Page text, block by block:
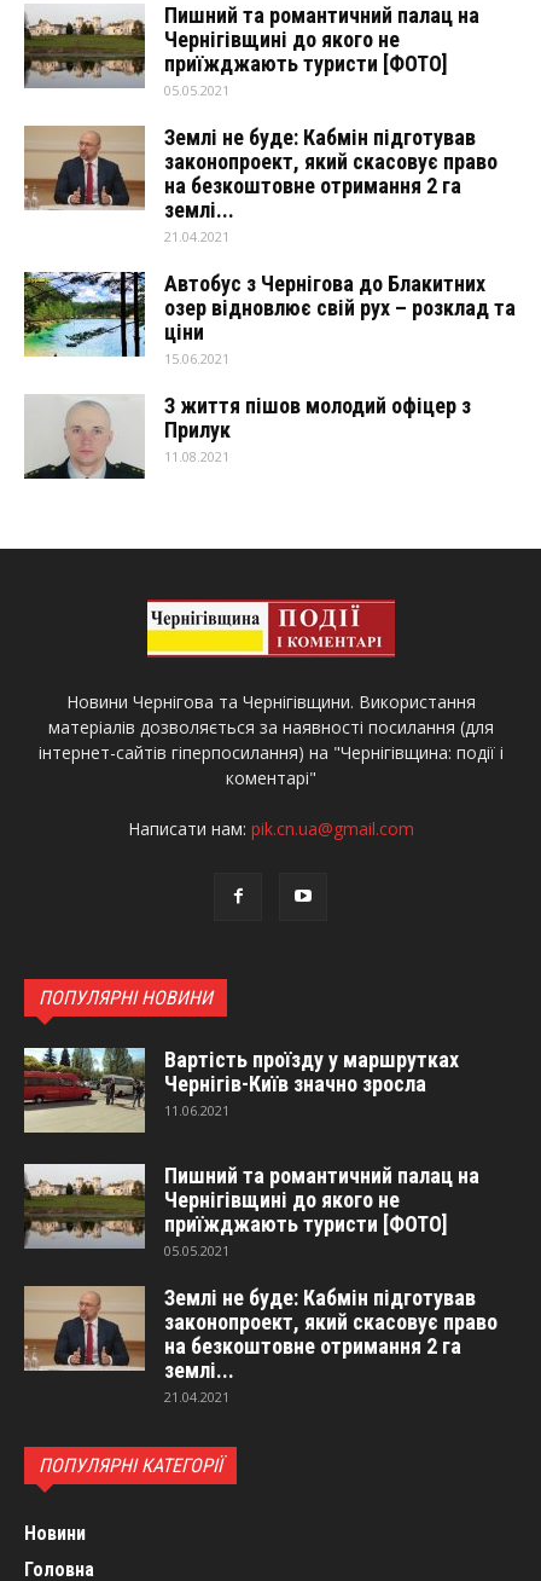
Пишний та романтичний палац на
Чернігівщині до якого не
приїжджають туристи [ФОТО]
05.05.2021
Землі не буде: Кабмін підготував
законопроект, який скасовує право
на безкоштовне отримання 2 га
землі...
21.04.2021
Автобус з Чернігова до Блакитних
озер відновлює свій рух – розклад та
ціни
15.06.2021
З життя пішов молодий офіцер з
Прилук
11.08.2021
Новини Чернігова та Чернігівщини. Використання
матеріалів дозволяється за наявності посилання (для
інтернет-сайтів гіперпосилання) на "Чернігівщина: події і
коментарі"
Написати нам: pik.cn.ua@gmail.com
ПОПУЛЯРНІ НОВИНИ
Вартість проїзду у маршрутках
Чернігів-Київ значно зросла
11.06.2021
Пишний та романтичний палац на
Чернігівщині до якого не
приїжджають туристи [ФОТО]
05.05.2021
Землі не буде: Кабмін підготував
законопроект, який скасовує право
на безкоштовне отримання 2 га
землі...
21.04.2021
ПОПУЛЯРНІ КАТЕГОРІЇ
Новини
Головна